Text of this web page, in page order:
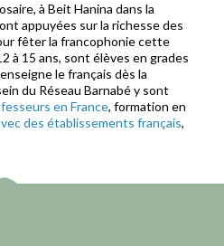
à Beit Hanina dans la
appuyées sur la richesse des
fêter la francophonie cette
à 15 ans, sont élèves en grades
le français dès la
du Réseau Barnabé y sont
en France, formation en
des établissements français,